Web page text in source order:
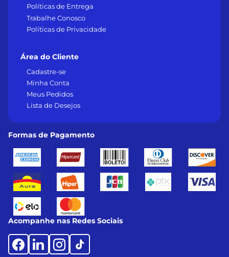
Políticas de Entrega
Trabalhe Conosco
Políticas de Privacidade
Área do Cliente
Cadastre-se
Minha Conta
Meus Pedidos
Lista de Desejos
Formas de Pagamento
Acompanhe nas Redes Sociais